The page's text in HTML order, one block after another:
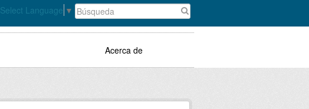
Select Language ▼
Acerca de